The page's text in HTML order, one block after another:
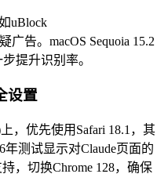
uBlock
广告。macOS Sequoia 15.2
提升识别率。
设置
，优先使用Safari 18.1，其
测试显示对Claude页面的
，切换Chrome 128，确保